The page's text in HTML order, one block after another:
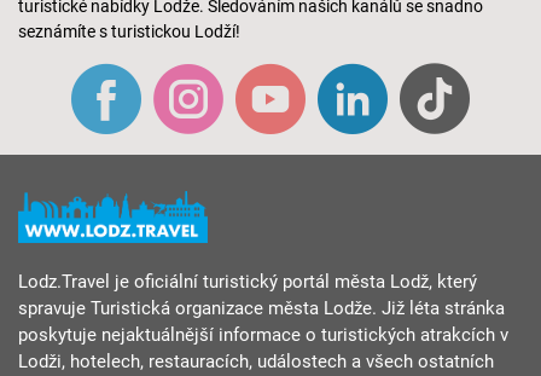
turistické nabídky Lodže. Sledováním našich kanálů se snadno
seznámíte s turistickou Lodží!
Lodz.Travel je oficiální turistický portál města Lodž, který
spravuje Turistická organizace města Lodže. Již léta stránka
poskytuje nejaktuálnější informace o turistických atrakcích v
Lodži, hotelech, restauracích, událostech a všech ostatních